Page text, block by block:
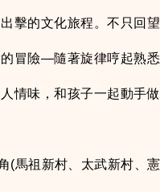
擊的文化旅程。不只回望
冒險—隨著旋律哼起熟悉
情味，和孩子一起動手做
(馬祖新村、太武新村、憲